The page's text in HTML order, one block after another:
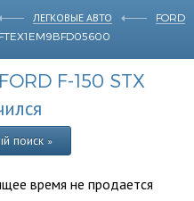
ЛЕГКОВЫЕ АВТО
FORD
F-150 STX
поиск »
время не продается